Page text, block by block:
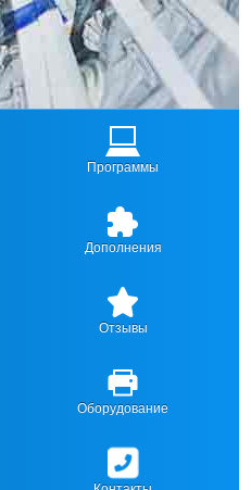
Программы
Дополнения
Отзывы
Оборудование